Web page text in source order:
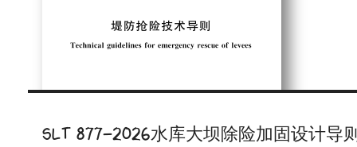
SLT 877-2026水库大坝除险加固设计导